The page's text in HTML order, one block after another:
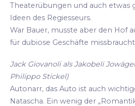
Theaterübungen und auch etwas
Ideen des Regiesseurs.
War Bauer, musste aber den Hof
für dubiose Geschäfte
Jack Giovanoli als Jakobeli
Philippo Stickel)
Autonarr, das Auto ist auch
Natascha. Ein wenig der